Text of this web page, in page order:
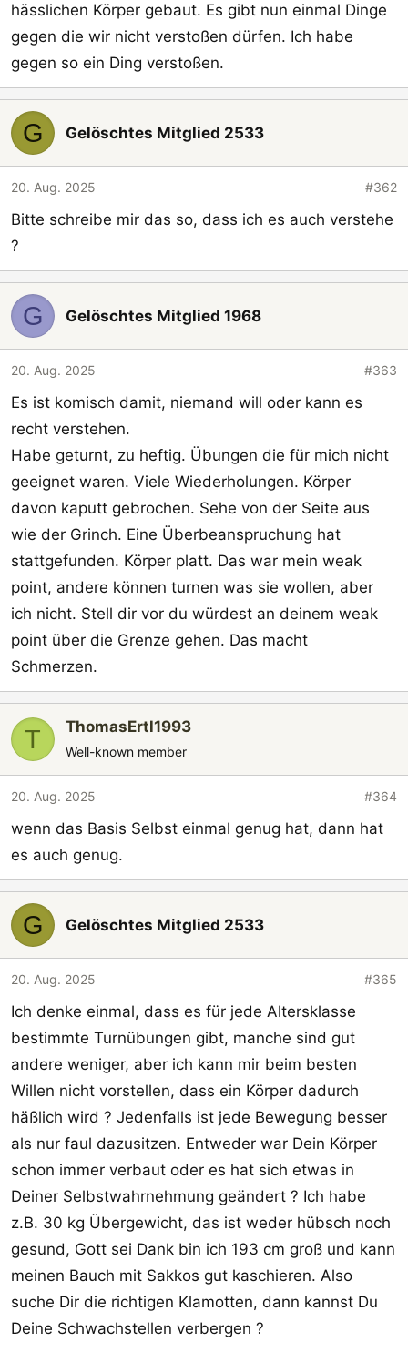
hässlichen Körper gebaut. Es gibt nun einmal Dinge
gegen die wir nicht verstoßen dürfen. Ich habe
gegen so ein Ding verstoßen.
G Gelöschtes Mitglied 2533
20. Aug. 2025 #362
Bitte schreibe mir das so, dass ich es auch verstehe
?
G Gelöschtes Mitglied 1968
20. Aug. 2025 #363
Es ist komisch damit, niemand will oder kann es
recht verstehen.
Habe geturnt, zu heftig. Übungen die für mich nicht
geeignet waren. Viele Wiederholungen. Körper
davon kaputt gebrochen. Sehe von der Seite aus
wie der Grinch. Eine Überbeanspruchung hat
stattgefunden. Körper platt. Das war mein weak
point, andere können turnen was sie wollen, aber
ich nicht. Stell dir vor du würdest an deinem weak
point über die Grenze gehen. Das macht
Schmerzen.
T ThomasErtl1993
Well-known member
20. Aug. 2025 #364
wenn das Basis Selbst einmal genug hat, dann hat
es auch genug.
G Gelöschtes Mitglied 2533
20. Aug. 2025 #365
Ich denke einmal, dass es für jede Altersklasse
bestimmte Turnübungen gibt, manche sind gut
andere weniger, aber ich kann mir beim besten
Willen nicht vorstellen, dass ein Körper dadurch
häßlich wird ? Jedenfalls ist jede Bewegung besser
als nur faul dazusitzen. Entweder war Dein Körper
schon immer verbaut oder es hat sich etwas in
Deiner Selbstwahrnehmung geändert ? Ich habe
z.B. 30 kg Übergewicht, das ist weder hübsch noch
gesund, Gott sei Dank bin ich 193 cm groß und kann
meinen Bauch mit Sakkos gut kaschieren. Also
suche Dir die richtigen Klamotten, dann kannst Du
Deine Schwachstellen verbergen ?